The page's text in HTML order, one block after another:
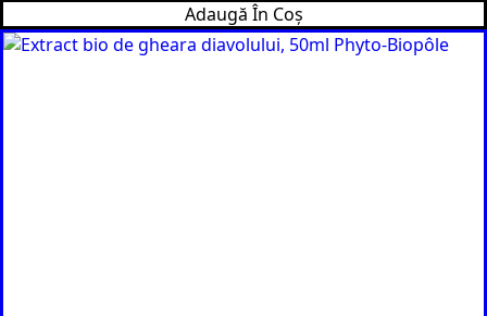
Adaugă În Coș